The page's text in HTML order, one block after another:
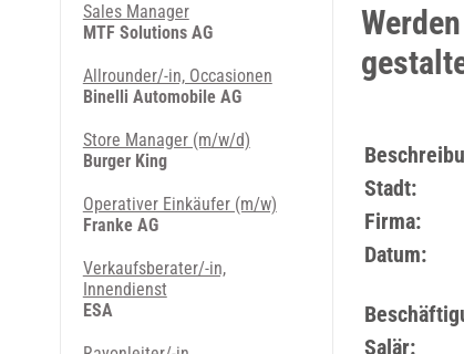
Stadt:
Firma:
Datum:
Salär:
Sales Manager
MTF Solutions AG
Allrounder/-in, Occasionen
Binelli Automobile AG
Store Manager (m/w/d)
Burger King
Operativer Einkäufer (m/w)
Franke AG
Verkaufsberater/-in,
Innendienst
ESA